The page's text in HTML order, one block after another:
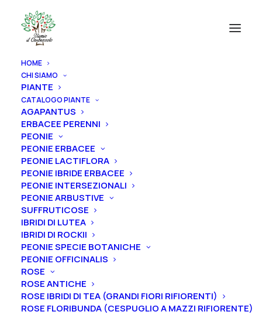
HOME
CHI SIAMO
PIANTE
CATALOGO PIANTE
AGAPANTUS
ERBACEE PERENNI
PEONIE
PEONIE ERBACEE
PEONIE LACTIFLORA
PEONIE IBRIDE ERBACEE
PEONIE INTERSEZIONALI
PEONIE ARBUSTIVE
SUFFRUTICOSE
IBRIDI DI LUTEA
IBRIDI DI ROCKII
PEONIE SPECIE BOTANICHE
PEONIE OFFICINALIS
ROSE
ROSE ANTICHE
ROSE IBRIDI DI TEA (GRANDI FIORI RIFIORENTI)
ROSE FLORIBUNDA (CESPUGLIO A MAZZI RIFIORENTE)
Home Iris Iris germanica
Iris barbata alta (TB)
Iris germanica “Carnevale di Venezia”